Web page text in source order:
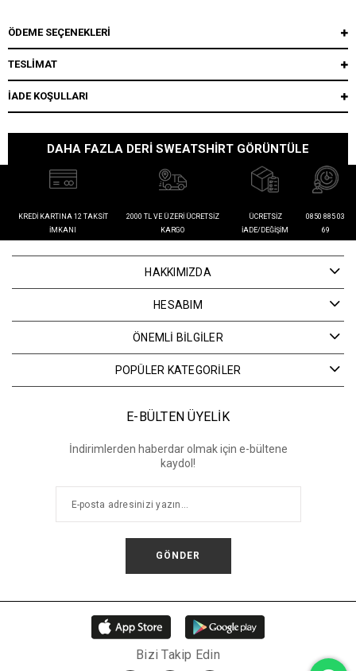
ÖDEME SEÇENEKLERI
TESLİMAT
İADE KOŞULLARI
DAHA FAZLA DERI SWEATSHIRT GÖRÜNTÜLE
KREDI KARTINA 12 TAKSIT
İMKANI
2000 TL VE ÜZERI ÜCRETSIZ
KARGO
ÜCRETSIZ
İADE/DEĞIŞIM
0850 885 03
69
HAKKIMIZDA
HESABIM
ÖNEMLİ BİLGİLER
POPÜLER KATEGORİLER
E-BÜLTEN ÜYELİK
İndirimlerden haberdar olmak için e-bültene
kaydol!
GÖNDER
Bizi Takip Edin